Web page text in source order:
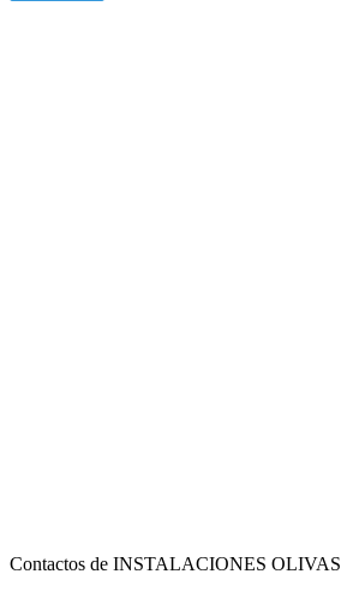
Contactos de INSTALACIONES OLIVAS